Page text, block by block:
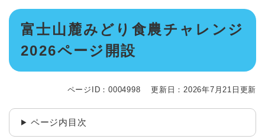
令和8年6月26日発生の地震被害に対する支援制度のお知らせ
2026年6月28日更新
地震による断水は6月28日午後5時に復旧しました
2026年6月28日更新
2026年6月27日更新
日本語（Japanese） English（英語）
中文（簡体字）
Português（ポルトガル語）
한국어（韓国語）
文字サイズ
本
富士山麓みどり食農チャレンジ
2026ページ開設
ページID：0004998 更新日：2026年7月21日更新
ページ内目次